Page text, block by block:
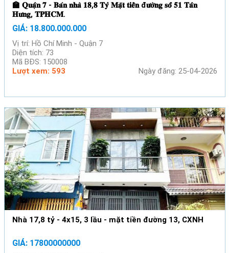
🏫 𝐐𝐮𝐚̣̂𝐧 𝟕 - 𝐁𝐚́𝐧 𝐧𝐡𝐚̀ 𝟏𝟖,𝟖 𝐓𝐲̉ 𝐌𝐚̣̆𝐭 𝐭𝐢𝐞̂̀𝐧 đ𝐮̛𝐨̛̀𝐧𝐠 𝐬𝐨̂́ 𝟓𝟏 𝐓𝐚̂𝐧
𝐇𝐮̛𝐧𝐠, 𝐓𝐏𝐇𝐂𝐌.
GIÁ: 18.800.000.000
Vị trí: Hồ Chí Minh - Quận 7
Diện tích: 73
Mã BĐS: 150008
Lượt xem: 593
Ngày đăng: 25-04-2026
Nhà 17,8 tỷ - 4x15, 3 lầu - mặt tiền đường 13, CXNH
GIÁ: 17800000000